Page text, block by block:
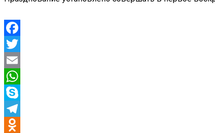
Facebook
Twitter
Email
WhatsApp
Skype
Telegram